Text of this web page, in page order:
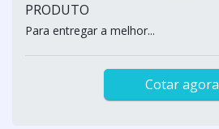
PRODUTO
Para entregar a melhor...
Cotar agora